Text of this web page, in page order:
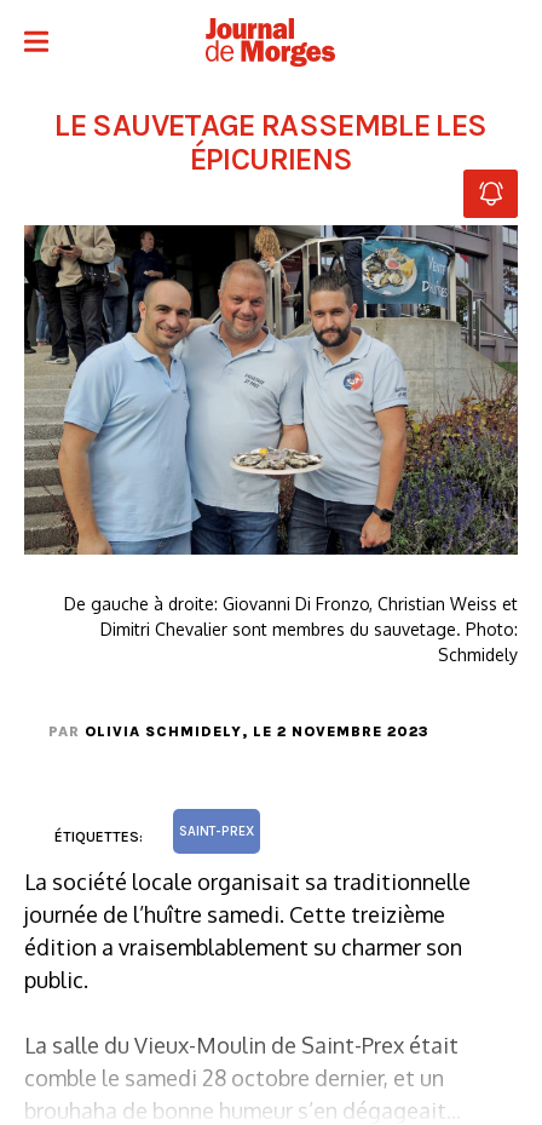
LE SAUVETAGE RASSEMBLE LES
ÉPICURIENS
De gauche à droite: Giovanni Di Fronzo, Christian Weiss et
Dimitri Chevalier sont membres du sauvetage. Photo:
Schmidely
PAR OLIVIA SCHMIDELY, LE 2 NOVEMBRE 2023
ÉTIQUETTES: SAINT-PREX
La société locale organisait sa traditionnelle
journée de l’huître samedi. Cette treizième
édition a vraisemblablement su charmer son
public.
La salle du Vieux-Moulin de Saint-Prex était
comble le samedi 28 octobre dernier, et un
brouhaha de bonne humeur s’en dégageait...